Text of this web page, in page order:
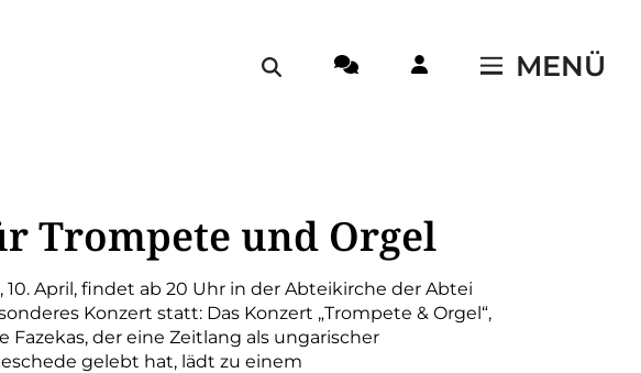
MENÜ
Trompete und Orgel
10. April, findet ab 20 Uhr in der Abteikirche der Abtei
Konzert statt: Das Konzert „Trompete & Orgel“,
Fazekas, der eine Zeitlang als ungarischer
gelebt hat, lädt zu einem